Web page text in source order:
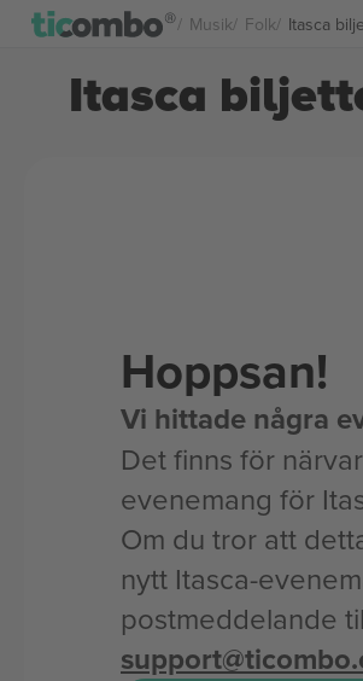
Musik Folk Itasca
Itasca
Hoppsan!
Vi hittade några
Det finns för
evenemang för
Om du tror att
nytt Itasca-
postmeddelande